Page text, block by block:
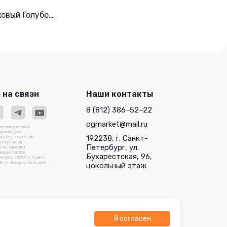
Голубое
связи
доставки
ООО
192071, Мг.
ул.
Н , офис №1
ООО
192071, г. Санкт-
ул. Бухарестская, дом
Наши контакты
8 (812) 386‒52‒22
ogmarket@mail.ru
192238, г. Санкт-
Петербург, ул.
Бухарестская, 96,
цокольный этаж
Разработано вЯ согласен